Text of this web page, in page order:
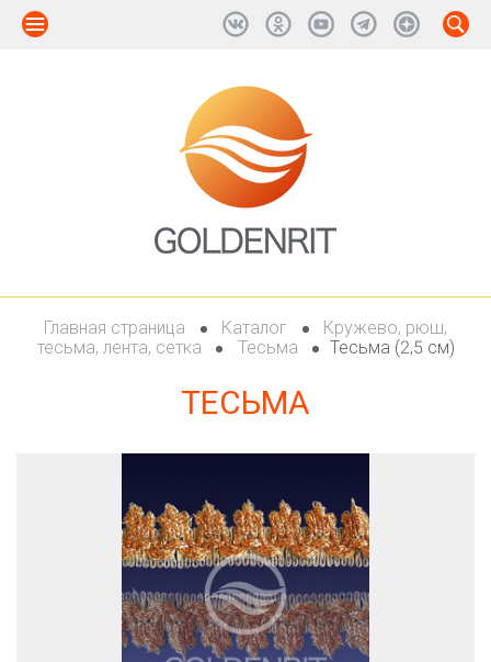
Главная страница Каталог
Кружево, рюш,
тесьма, лента, сетка
Тесьма Тесьма (2,5 см)
ТЕСЬМА